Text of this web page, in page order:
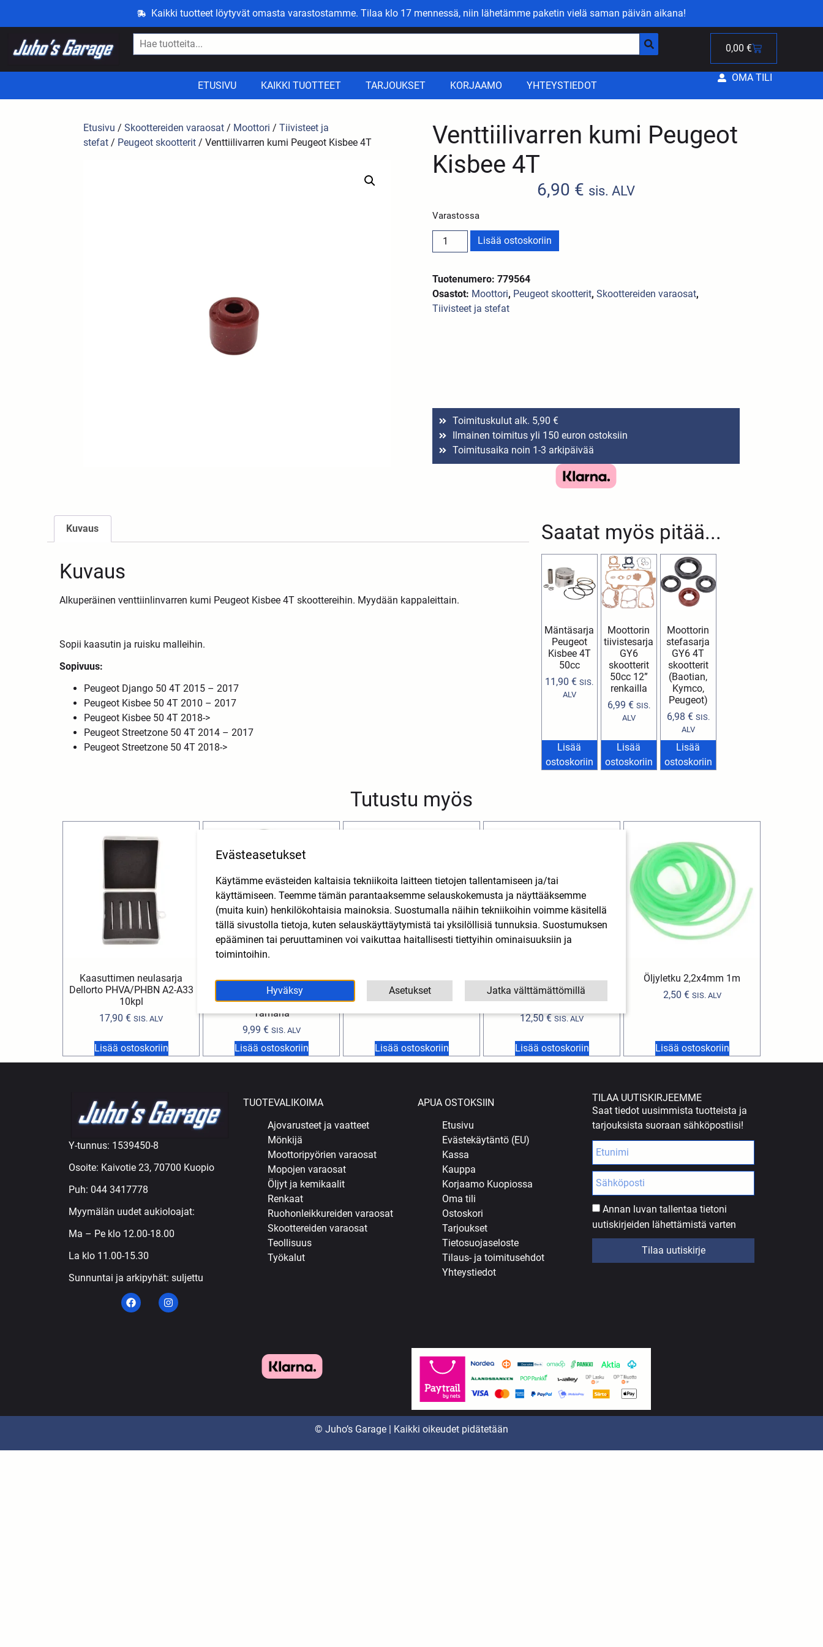
Kaikki tuotteet löytyvät omasta varastostamme. Tilaa klo 17 mennessä, niin lähetämme paketin vielä saman päivän aikana!
0,00 €
ETUSIVU KAIKKI TUOTTEET TARJOUKSET KORJAAMO YHTEYSTIEDOT
OMA TILI
Etusivu /Skoottereiden varaosat / Moottori /Tiivisteet ja
stefat / Peugeot skootterit / Venttiilivarren kumi Peugeot Kisbee 4T
Venttiilivarren kumi Peugeot
Kisbee 4T
6,90 € sis. ALV
Varastossa
Lisää ostoskoriin
Tuotenumero: 779564
Osastot: Moottori, Peugeot skootterit,Skoottereiden varaosat,
Tiivisteet ja stefat
Toimituskulut alk. 5,90 €
Ilmainen toimitus yli 150 euron ostoksiin
Toimitusaika noin 1-3 arkipäivää
Saatat myös pitää...
Mäntäsarja
Peugeot
Kisbee 4T
50cc
11,90€ SIS.
ALV
Lisää
ostoskoriin
Moottorin
tiivistesarja
GY6
skootterit
50cc 12”
renkailla
6,99 € SIS.
ALV
Lisää
ostoskoriin
Moottorin
stefasarja
GY6 4T
skootterit
(Baotian,
Kymco,
Peugeot)
6,98 € SIS.
ALV
Lisää
ostoskoriin
Kuvaus
Kuvaus
Alkuperäinen venttiinlinvarren kumi Peugeot Kisbee 4T skoottereihin. Myydään kappaleittain.
Sopii kaasutin ja ruisku malleihin.
Sopivuus:
Peugeot Django 50 4T 2015 – 2017
Peugeot Kisbee 50 4T 2010 – 2017
Peugeot Kisbee 50 4T 2018->
Peugeot Streetzone 50 4T 2014 – 2017
Peugeot Streetzone 50 4T 2018->
Tutustu myös
Kaasuttimen neulasarja
Dellorto PHVA/PHBN A2-A33
10kpl
17,90 € SIS. ALV
Lisää ostoskoriin
Sytytyspuola 1-napainen,
mopo/skootteri Aprilia, Beta,
Fantic, MBK, Malaguti, Rieju,
Yamaha
9,99 € SIS. ALV
Lisää ostoskoriin
Halogeenipolttimo 12V
35/35W BA20D Flosser
Lisää ostoskoriin
Termostaatti Aprilia, Derbi,
Gilera, Piaggio (mopot ja
skootterit)
12,50€ SIS. ALV
Lisää ostoskoriin
Öljyletku 2,2x4mm 1m
2,50 € SIS. ALV
Lisää ostoskoriin
Y-tunnus: 1539450-8
Osoite: Kaivotie 23, 70700 Kuopio
Puh: 044 3417778
Myymälän uudet aukioloajat:
Ma – Pe klo 12.00-18.00
La klo 11.00-15.30
Sunnuntai ja arkipyhät: suljettu
TUOTEVALIKOIMA
Ajovarusteet ja vaatteet
Mönkijä
Moottoripyörien varaosat
Mopojen varaosat
Öljyt ja kemikaalit
Renkaat
Ruohonleikkureiden varaosat
Skoottereiden varaosat
Teollisuus
Työkalut
APUA OSTOKSIIN
Etusivu
Evästekäytäntö (EU)
Kassa
Kauppa
Korjaamo Kuopiossa
Oma tili
Ostoskori
Tarjoukset
Tietosuojaseloste
Tilaus- ja toimitusehdot
Yhteystiedot
TILAA UUTISKIRJEEMME
Saat tiedot uusimmista tuotteista ja
tarjouksista suoraan sähköpostiisi!
Annan luvan tallentaa tietoni
uutiskirjeiden lähettämistä varten
Tilaa uutiskirje
© Juho’s Garage | Kaikki oikeudet pidätetään
Evästeasetukset
Käytämme evästeiden kaltaisia tekniikoita laitteen tietojen tallentamiseen ja/tai
käyttämiseen. Teemme tämän parantaaksemme selauskokemusta ja näyttääksemme
(muita kuin) henkilökohtaisia mainoksia. Suostumalla näihin tekniikoihin voimme käsitellä
tällä sivustolla tietoja, kuten selauskäyttäytymistä tai yksilöllisiä tunnuksia. Suostumuksen
epääminen tai peruuttaminen voi vaikuttaa haitallisesti tiettyihin ominaisuuksiin ja
toimintoihin.
Hyväksy Asetukset Jatka välttämättömillä